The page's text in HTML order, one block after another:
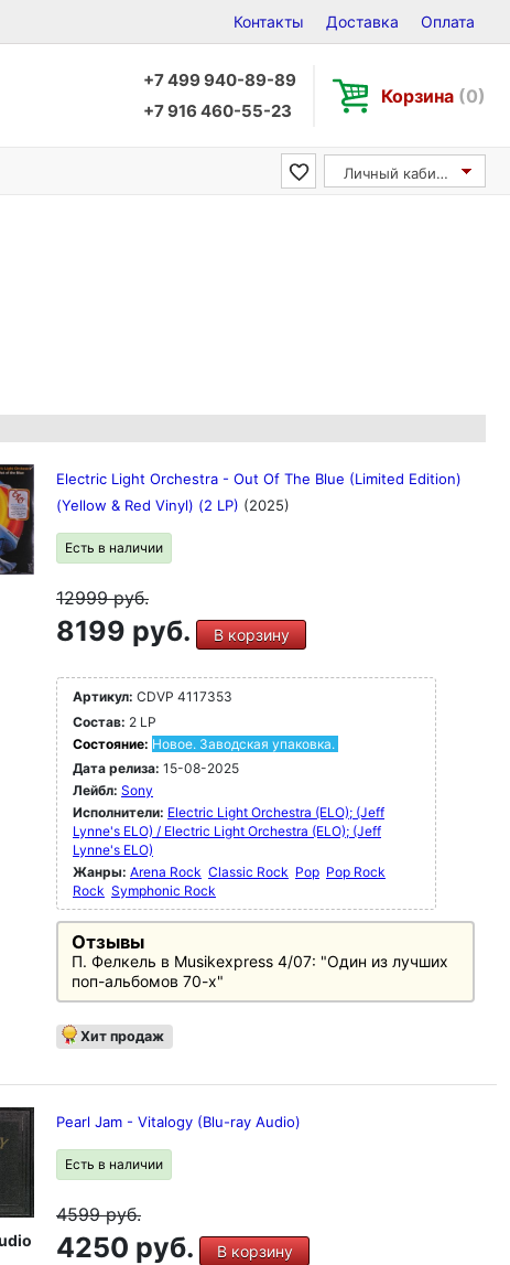
Контакты Доставка Оплата
+7 499 940-89-89
+7 916 460-55-23
Корзина (0)
Личный кабинет
Electric Light Orchestra - Out Of The Blue (Limited Edition)
(Yellow & Red Vinyl) (2 LP) (2025)
Есть в наличии
12999руб.
8199 руб. В корзину
Артикул: CDVP 4117353
Состав: 2 LP
Состояние: Новое. Заводская упаковка.
Дата релиза: 15-08-2025
Лейбл: Sony
Исполнители: Electric Light Orchestra (ELO); (Jeff
Lynne's ELO) / Electric Light Orchestra (ELO); (Jeff
Lynne's ELO)
Жанры: Arena Rock Classic Rock Pop Pop Rock
Rock Symphonic Rock
Отзывы
П. Фелкель в Musikexpress 4/07: "Один из лучших
поп-альбомов 70-х"
Хит продаж
Pearl Jam - Vitalogy (Blu-ray Audio)
Есть в наличии
4599руб.
4250 руб. В корзину